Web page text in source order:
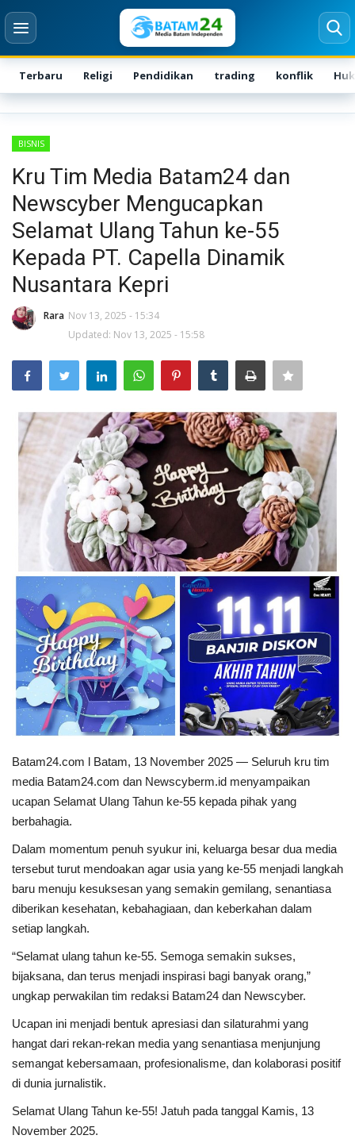
Terbaru Religi Pendidikan trading konflik
Login Register
Karir
Kontak
BATAM
Kepri
NASIONAL
TRAVEL
BISNIS
TEKNOLOGI
POLITIK
Religion
Opini
BISNIS
Kru Tim Media Batam24 dan
Newscyber Mengucapkan
Selamat Ulang Tahun ke-55
Kepada PT. Capella Dinamik
Nusantara Kepri
Rara Nov 13, 2025 - 15:34
Updated: Nov 13, 2025 - 15:58
Batam24.com l Batam, 13 November 2025 — Seluruh kru tim
media Batam24.com dan Newscyberm.id menyampaikan
ucapan Selamat Ulang Tahun ke-55 kepada pihak yang
berbahagia.
Dalam momentum penuh syukur ini, keluarga besar dua media
tersebut turut mendoakan agar usia yang ke-55 menjadi langkah
baru menuju kesuksesan yang semakin gemilang, senantiasa
diberikan kesehatan, kebahagiaan, dan keberkahan dalam
setiap langkah.
“Selamat ulang tahun ke-55. Semoga semakin sukses,
bijaksana, dan terus menjadi inspirasi bagi banyak orang,”
ungkap perwakilan tim redaksi Batam24 dan Newscyber.
Ucapan ini menjadi bentuk apresiasi dan silaturahmi yang
hangat dari rekan-rekan media yang senantiasa menjunjung
semangat kebersamaan, profesionalisme, dan kolaborasi positif
di dunia jurnalistik.
Selamat Ulang Tahun ke-55! Jatuh pada tanggal Kamis, 13
November 2025.